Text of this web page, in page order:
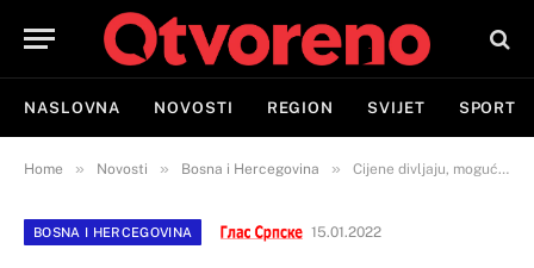
NASLOVNA NOVOSTI REGION SVIJET SPORT
Home » Novosti » Bosna i Hercegovina » Cijene divljaju, moguća i nova poskupljenja
BOSNA I HERCEGOVINA 15.01.2022